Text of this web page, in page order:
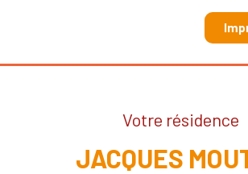
Votre résidence
JACQUES